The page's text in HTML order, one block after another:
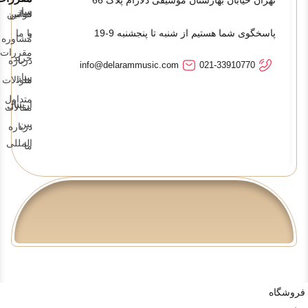
پاسخگوی شما هستیم از شنبه تا پنجشنبه 9-19
021-33910770
info@delarammusic.com
ساز
مشاوره
خرید
ساز
ارسال
بین
المللی
قوانین
و
مقررات
سوالات
متداول
درباره
ما
تماس
با ما
درباره
ما
مقالات
فروشگاه